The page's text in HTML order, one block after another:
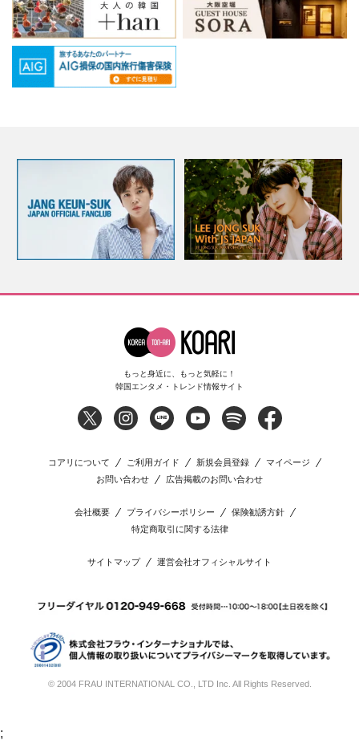
もっと身近に、もっと気軽に！
韓国エンタメ・トレンド情報サイト
コアリについて ご利用ガイド 新規会員登録
マイページ
お問い合わせ
広告掲載のお問い合わせ
会社概要 プライバシーポリシー
保険勧誘方針
特定商取引に関する法律
サイトマップ 運営会社オフィシャルサイト
© 2004 FRAU INTERNATIONAL CO., LTD Inc. All Rights Reserved.
;